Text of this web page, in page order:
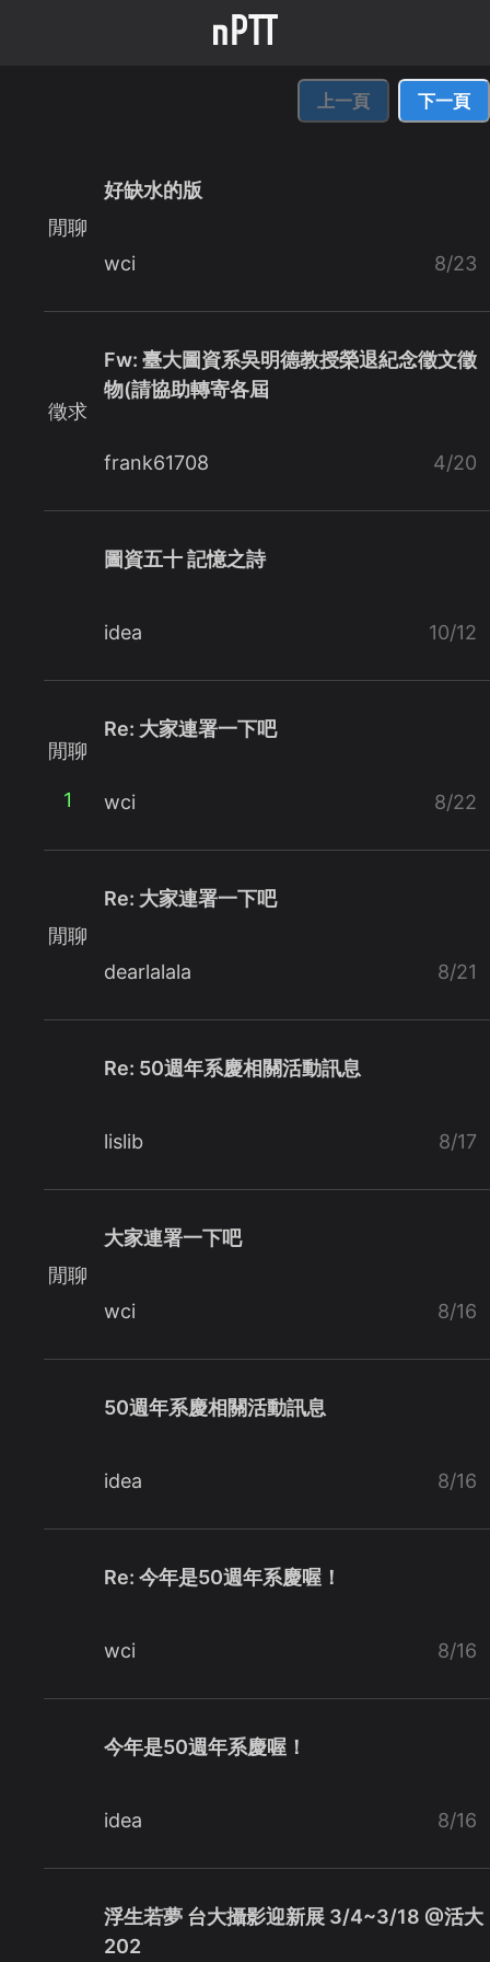
上一頁 下一頁
閒聊
好缺水的版
wci 8/23
徵求
Fw: 臺大圖資系吳明德教授榮退紀念徵文徵
物(請協助轉寄各屆
frank61708 4/20
圖資五十 記憶之詩
idea 10/12
閒聊
1
Re: 大家連署一下吧
wci 8/22
閒聊
Re: 大家連署一下吧
dearlalala 8/21
Re: 50週年系慶相關活動訊息
lislib 8/17
閒聊
大家連署一下吧
wci 8/16
50週年系慶相關活動訊息
idea 8/16
Re: 今年是50週年系慶喔！
wci 8/16
今年是50週年系慶喔！
idea 8/16
浮生若夢 台大攝影迎新展 3/4~3/18 @活大
202